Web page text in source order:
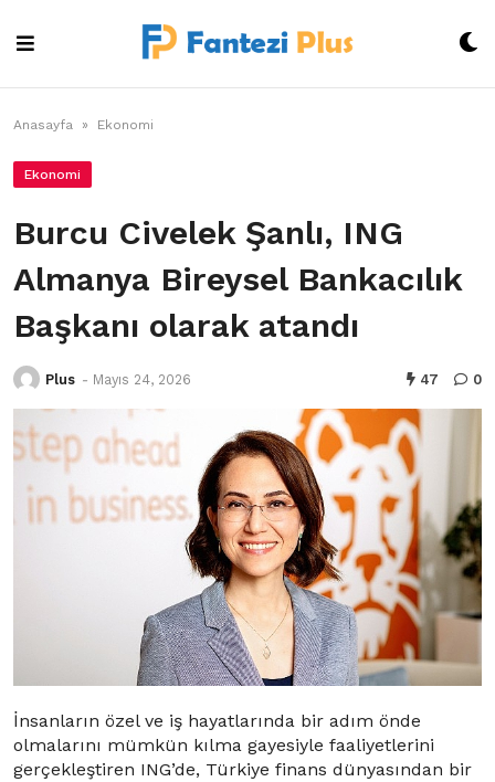
content
Anasayfa » Ekonomi
Ekonomi
Burcu Civelek Şanlı, ING
Almanya Bireysel Bankacılık
Başkanı olarak atandı
Plus - Mayıs 24, 2026 47 0
İnsanların özel ve iş hayatlarında bir adım önde
olmalarını mümkün kılma gayesiyle faaliyetlerini
gerçekleştiren ING’de, Türkiye finans dünyasından bir